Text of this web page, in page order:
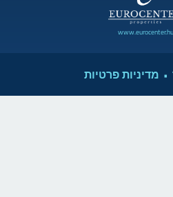
www.eurocenter.hu
מדיניות פרטיות